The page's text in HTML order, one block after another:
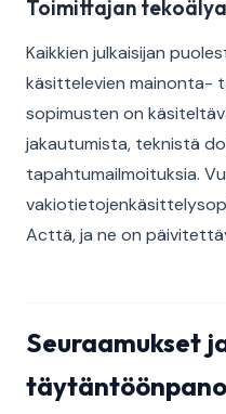
Toimittajan
Kaikkien julkaisijan
käsittelevien mainonta-
sopimusten on
jakautumista, teknistä
tapahtumailmoituksia.
Acttä, ja ne on
Seuraamukset